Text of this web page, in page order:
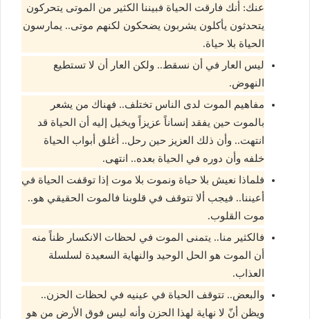
عنك: أنك فارقت الحياة فبيننا الكثير من الموتى يتحركون
يتحدثون يأكلون يشربون يضحكون لكنهم موتى.. يمارسون
الحياة بلا حياة.
ليس العار في أن نسقط.. ولكن العار أن لا تستطيع
النهوض.
مفاهيم الموت لدى الناس تختلف.. فهناك من يشعر
بالموت حين يفقد إنساناً عزيزاً ويخيل إليه أن الحياة قد
انتهت.. وأن ذلك العزيز حين رحل.. أغلق أبواب الحياة
خلفه وأن دوره في الحياة بعده.. انتهى.
فلماذا نعيش بلا حياة ونموت بلا موت إذا توقفت الحياة في
أعيننا.. فيجب ألا تتوقف في قلوبنا فالموت الحقيقي هو..
موت القلوب.
فالكثير منا.. يتمنى الموت في لحظات الانكسار ظناً منه
أن الموت هو الحل الوحيد والنهاية السعيدة لسلسلة
العذاب.
والبعض.. تتوقف الحياة في عينيه في لحظات الحزن..
ويظن أنّ لا نهاية لهذا الحزن وأنه ليس فوق الأرض من هو